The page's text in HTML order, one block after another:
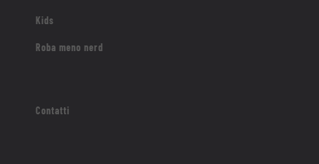
Kids
Roba meno nerd
Contatti